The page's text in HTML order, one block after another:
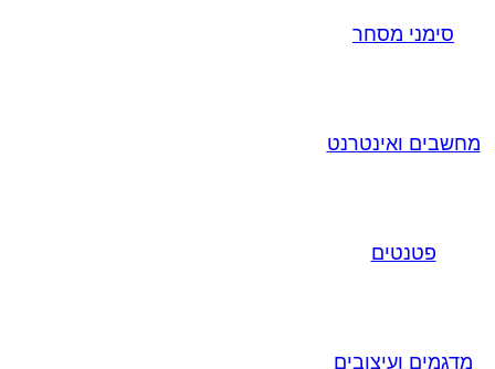
סימני מסחר
מחשבים ואינטרנט
פטנטים
מדגמים ועיצובים